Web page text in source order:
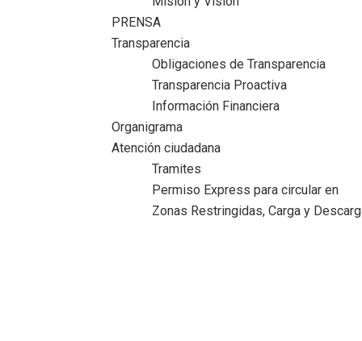
PRENSA
Transparencia
Obligaciones de Transparencia
Transparencia Proactiva
Información Financiera
Organigrama
Atención ciudadana
Tramites
Permiso Express para circular en
Zonas Restringidas, Carga y